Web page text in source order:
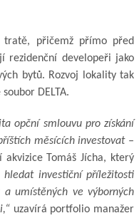
tratě, přičemž přímo před
rezidenční developeři jako
bytů. Rozvoj lokality tak
DELTA.
opční smlouvu pro získání
měsících investovat –
Tomáš Jícha, který
hledat investiční příležitosti
umístěných ve výborných
uzavírá portfolio manažer